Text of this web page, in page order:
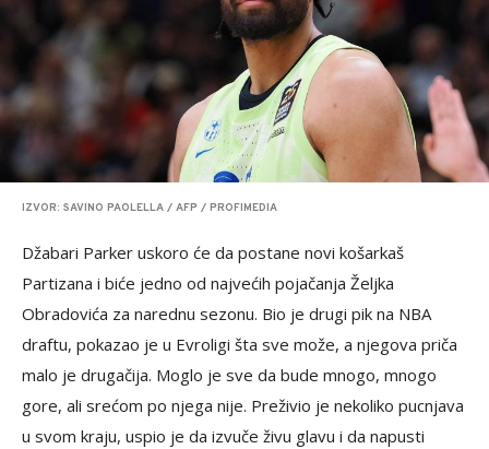
IZVOR: SAVINO PAOLELLA / AFP / PROFIMEDIA
Džabari Parker uskoro će da postane novi košarkaš
Partizana i biće jedno od najvećih pojačanja Željka
Obradovića za narednu sezonu. Bio je drugi pik na NBA
draftu, pokazao je u Evroligi šta sve može, a njegova priča
malo je drugačija. Moglo je sve da bude mnogo, mnogo
gore, ali srećom po njega nije. Preživio je nekoliko pucnjava
u svom kraju, uspio je da izvuče živu glavu i da napusti